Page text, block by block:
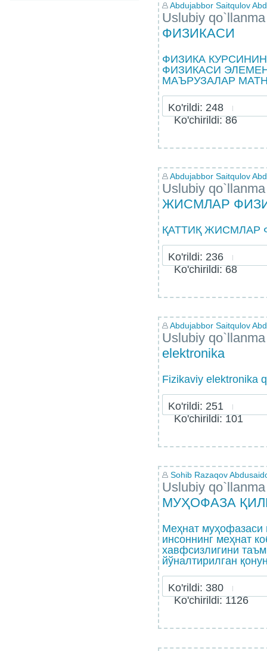
Abdujabbor Saitqulov
Uslubiy qo`llanma
ФИЗИКАСИ
ФИЗИКА
ФИЗИКАСИ
МАЪРУЗАЛАР
Ko'rildi: 248
Ko'chirildi: 86
Abdujabbor Saitqulov
Uslubiy qo`llanma
ЖИСМЛАР
ҚАТТИҚ ЖИСМЛАР
Ko'rildi: 236
Ko'chirildi: 68
Abdujabbor Saitqulov
Uslubiy qo`llanma
elektronika
Fizikaviy elektronika
Ko'rildi: 251
Ko'chirildi: 101
Sohib Razaqov
Uslubiy qo`llanma
МУҲОФАЗА
Меҳнат
инсоннинг меҳнат
хавфсизлигини
йўналтирилган
Ko'rildi: 380
Ko'chirildi: 1126